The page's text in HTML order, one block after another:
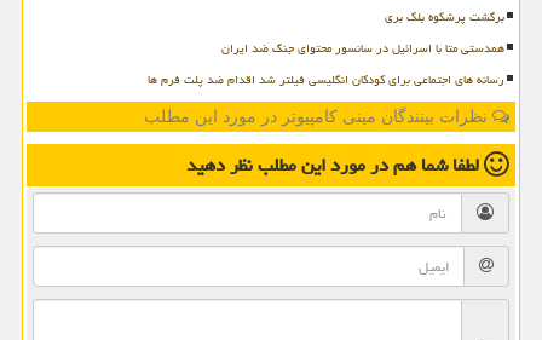
برگشت پرشکوه بلک بری
همدستی متا با اسرائیل در سانسور محتوای جنگ ضد ایران
رسانه های اجتماعی برای کودکان انگلیسی فیلتر شد اقدام ضد پلت فرم ها
نظرات بینندگان مینی کامپیوتر در مورد این مطلب
لطفا شما همدر مورد این مطلبنظر دهید